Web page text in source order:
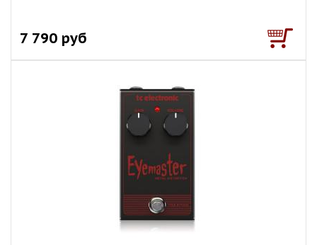
7 790 руб